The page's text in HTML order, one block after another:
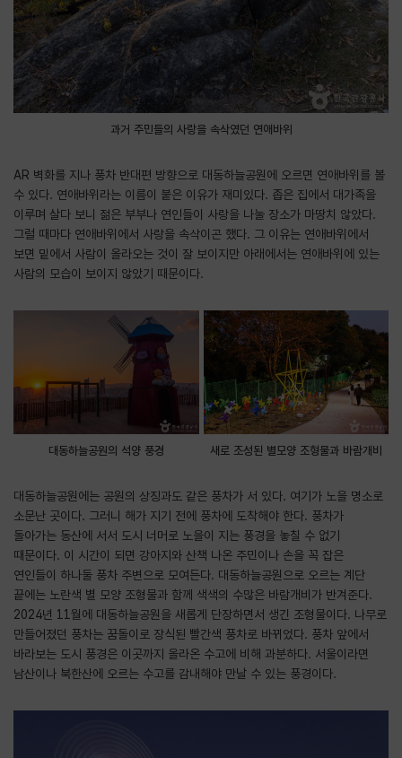
과거 주민들의 사랑을 속삭였던 연애바위
AR 벽화를 지나 풍차 반대편 방향으로 대동하늘공원에 오르면 연애바위를 볼
수 있다. 연애바위라는 이름이 붙은 이유가 재미있다. 좁은 집에서 대가족을
이루며 살다 보니 젊은 부부나 연인들이 사랑을 나눌 장소가 마땅치 않았다.
그럴 때마다 연애바위에서 사랑을 속삭이곤 했다. 그 이유는 연애바위에서
보면 밑에서 사람이 올라오는 것이 잘 보이지만 아래에서는 연애바위에 있는
사람의 모습이 보이지 않았기 때문이다.
대동하늘공원의 석양 풍경 새로 조성된 별모양 조형물과 바람개비
대동하늘공원에는 공원의 상징과도 같은 풍차가 서 있다. 여기가 노을 명소로
소문난 곳이다. 그러니 해가 지기 전에 풍차에 도착해야 한다. 풍차가
돌아가는 동산에 서서 도시 너머로 노을이 지는 풍경을 놓칠 수 없기
때문이다. 이 시간이 되면 강아지와 산책 나온 주민이나 손을 꼭 잡은
연인들이 하나둘 풍차 주변으로 모여든다. 대동하늘공원으로 오르는 계단
끝에는 노란색 별 모양 조형물과 함께 색색의 수많은 바람개비가 반겨준다.
2024년 11월에 대동하늘공원을 새롭게 단장하면서 생긴 조형물이다. 나무로
만들어졌던 풍차는 꿈돌이로 장식된 빨간색 풍차로 바뀌었다. 풍차 앞에서
바라보는 도시 풍경은 이곳까지 올라온 수고에 비해 과분하다. 서울이라면
남산이나 북한산에 오르는 수고를 감내해야 만날 수 있는 풍경이다.